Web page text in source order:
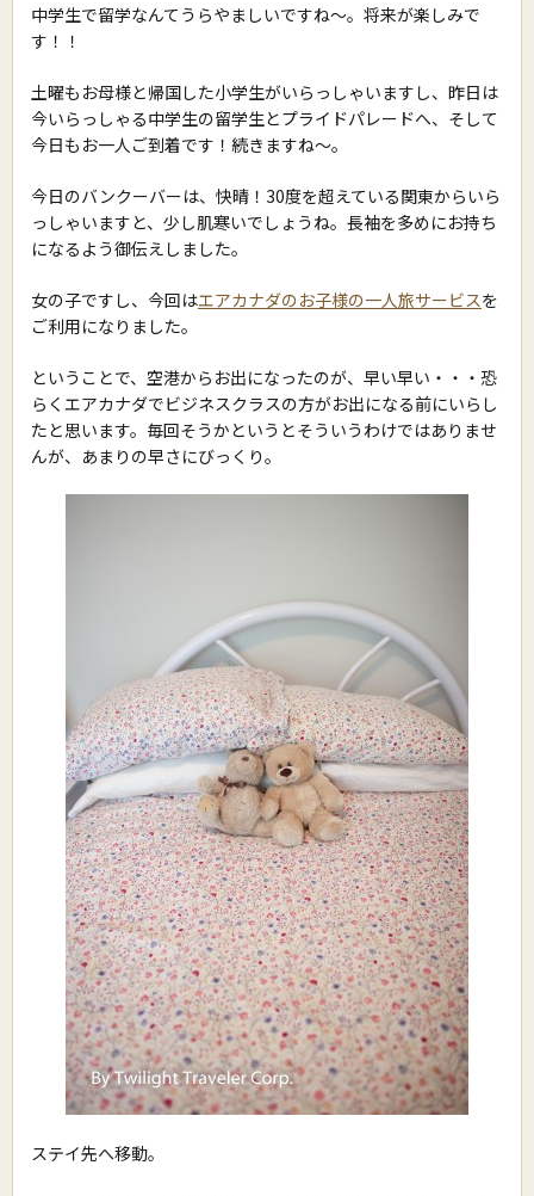
中学生で留学なんてうらやましいですね〜。将来が楽しみで
す！！
土曜もお母様と帰国した小学生がいらっしゃいますし、昨日は
今いらっしゃる中学生の留学生とプライドパレードへ、そして
今日もお一人ご到着です！続きますね〜。
今日のバンクーバーは、快晴！30度を超えている関東からいら
っしゃいますと、少し肌寒いでしょうね。長袖を多めにお持ち
になるよう御伝えしました。
女の子ですし、今回はエアカナダのお子様の一人旅サービスを
ご利用になりました。
ということで、空港からお出になったのが、早い早い・・・恐
らくエアカナダでビジネスクラスの方がお出になる前にいらし
たと思います。毎回そうかというとそういうわけではありませ
んが、あまりの早さにびっくり。
ステイ先へ移動。